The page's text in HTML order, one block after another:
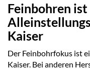
Feinbohren ist
Kaiser
Der Feinbohrfokus ist
Kaiser. Bei anderen